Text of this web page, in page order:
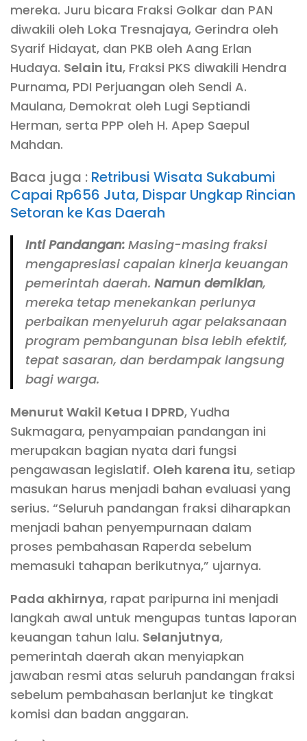
mereka. Juru bicara Fraksi Golkar dan PAN
diwakili oleh Loka Tresnajaya, Gerindra oleh
Syarif Hidayat, dan PKB oleh Aang Erlan
Hudaya. Selain itu, Fraksi PKS diwakili Hendra
Purnama, PDI Perjuangan oleh Sendi A.
Maulana, Demokrat oleh Lugi Septiandi
Herman, serta PPP oleh H. Apep Saepul
Mahdan.
Baca juga : Retribusi Wisata Sukabumi
Capai Rp656 Juta, Dispar Ungkap Rincian
Setoran ke Kas Daerah
Inti Pandangan: Masing-masing fraksi
mengapresiasi capaian kinerja keuangan
pemerintah daerah. Namun demikian,
mereka tetap menekankan perlunya
perbaikan menyeluruh agar pelaksanaan
program pembangunan bisa lebih efektif,
tepat sasaran, dan berdampak langsung
bagi warga.
Menurut Wakil Ketua I DPRD, Yudha
Sukmagara, penyampaian pandangan ini
merupakan bagian nyata dari fungsi
pengawasan legislatif. Oleh karena itu, setiap
masukan harus menjadi bahan evaluasi yang
serius. “Seluruh pandangan fraksi diharapkan
menjadi bahan penyempurnaan dalam
proses pembahasan Raperda sebelum
memasuki tahapan berikutnya,” ujarnya.
Pada akhirnya, rapat paripurna ini menjadi
langkah awal untuk mengupas tuntas laporan
keuangan tahun lalu. Selanjutnya,
pemerintah daerah akan menyiapkan
jawaban resmi atas seluruh pandangan fraksi
sebelum pembahasan berlanjut ke tingkat
komisi dan badan anggaran.